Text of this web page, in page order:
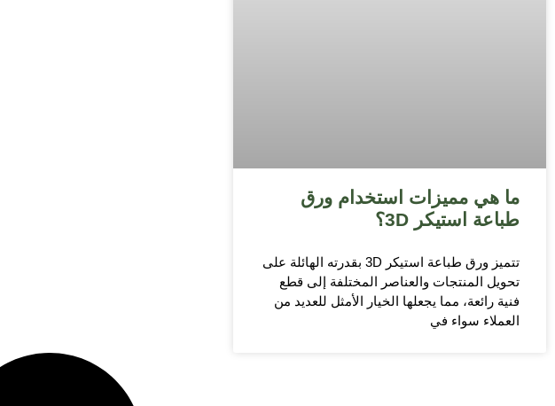
ما هي مميزات استخدام ورق
طباعة استيكر 3D؟
تتميز ورق طباعة استيكر 3D بقدرته الهائلة على
تحويل المنتجات والعناصر المختلفة إلى قطع
فنية رائعة، مما يجعلها الخيار الأمثل للعديد من
العملاء سواء في